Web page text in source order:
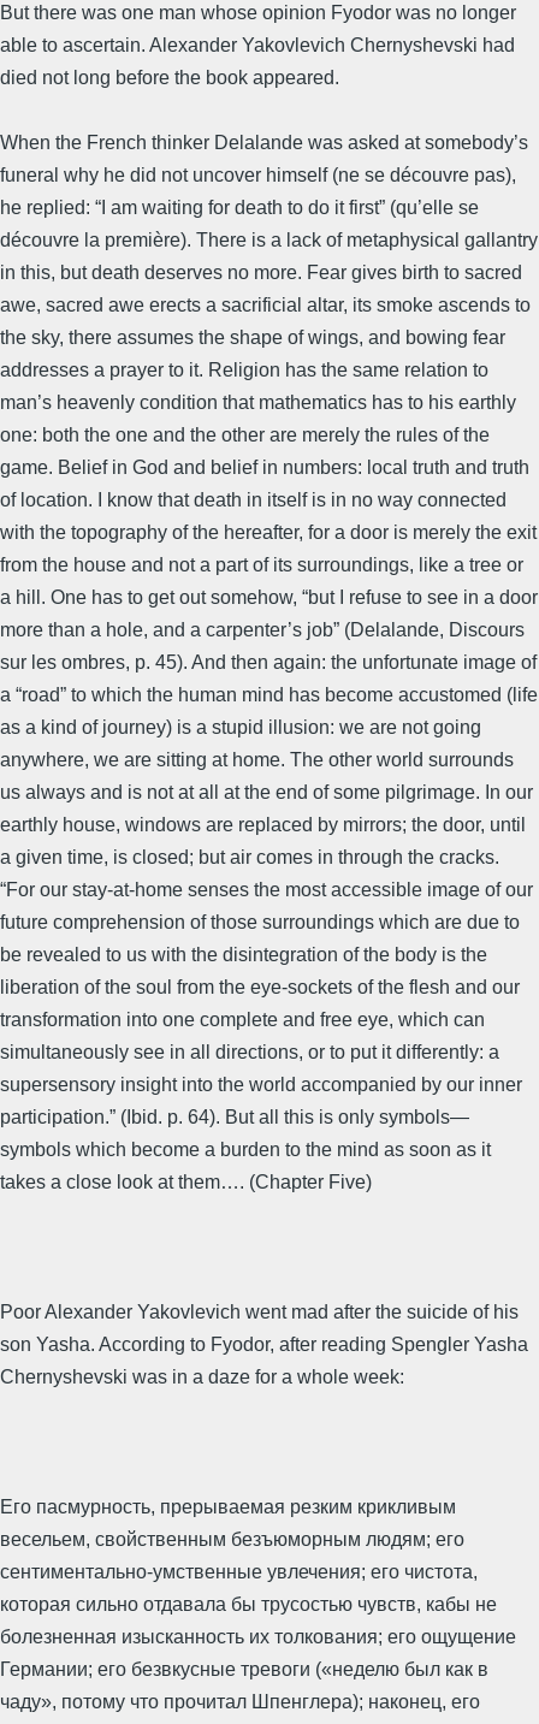
But there was one man whose opinion Fyodor was no longer
able to ascertain. Alexander Yakovlevich Chernyshevski had
died not long before the book appeared.
When the French thinker Delalande was asked at somebody’s
funeral why he did not uncover himself (ne se découvre pas),
he replied: “I am waiting for death to do it first” (qu’elle se
découvre la première). There is a lack of metaphysical gallantry
in this, but death deserves no more. Fear gives birth to sacred
awe, sacred awe erects a sacrificial altar, its smoke ascends to
the sky, there assumes the shape of wings, and bowing fear
addresses a prayer to it. Religion has the same relation to
man’s heavenly condition that mathematics has to his earthly
one: both the one and the other are merely the rules of the
game. Belief in God and belief in numbers: local truth and truth
of location. I know that death in itself is in no way connected
with the topography of the hereafter, for a door is merely the exit
from the house and not a part of its surroundings, like a tree or
a hill. One has to get out somehow, “but I refuse to see in a door
more than a hole, and a carpenter’s job” (Delalande, Discours
sur les ombres, p. 45). And then again: the unfortunate image of
a “road” to which the human mind has become accustomed (life
as a kind of journey) is a stupid illusion: we are not going
anywhere, we are sitting at home. The other world surrounds
us always and is not at all at the end of some pilgrimage. In our
earthly house, windows are replaced by mirrors; the door, until
a given time, is closed; but air comes in through the cracks.
“For our stay-at-home senses the most accessible image of our
future comprehension of those surroundings which are due to
be revealed to us with the disintegration of the body is the
liberation of the soul from the eye-sockets of the flesh and our
transformation into one complete and free eye, which can
simultaneously see in all directions, or to put it differently: a
supersensory insight into the world accompanied by our inner
participation.” (Ibid. p. 64). But all this is only symbols—
symbols which become a burden to the mind as soon as it
takes a close look at them…. (Chapter Five)
Poor Alexander Yakovlevich went mad after the suicide of his
son Yasha. According to Fyodor, after reading Spengler Yasha
Chernyshevski was in a daze for a whole week:
Его пасмурность, прерываемая резким крикливым
весельем, свойственным безъюморным людям; его
сентиментально-умственные увлечения; его чистота,
которая сильно отдавала бы трусостью чувств, кабы не
болезненная изысканность их толкования; его ощущение
Германии; его безвкусные тревоги («неделю был как в
чаду», потому что прочитал Шпенглера); наконец, его